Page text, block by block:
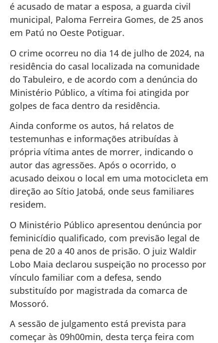
é acusado de matar a esposa, a guarda civil
municipal, Paloma Ferreira Gomes, de 25 anos
em Patú no Oeste Potiguar.
O crime ocorreu no dia 14 de julho de 2024, na
residência do casal localizada na comunidade
do Tabuleiro, e de acordo com a denúncia do
Ministério Público, a vítima foi atingida por
golpes de faca dentro da residência.
Ainda conforme os autos, há relatos de
testemunhas e informações atribuídas à
própria vítima antes de morrer, indicando o
autor das agressões. Após o ocorrido, o
acusado deixou o local em uma motocicleta em
direção ao Sítio Jatobá, onde seus familiares
residem.
O Ministério Público apresentou denúncia por
feminicídio qualificado, com previsão legal de
pena de 20 a 40 anos de prisão. O juiz Waldir
Lobo Maia declarou suspeição no processo por
vínculo familiar com a defesa, sendo
substituído por magistrada da comarca de
Mossoró.
A sessão de julgamento está prevista para
começar às 09h00min, desta terça feira com